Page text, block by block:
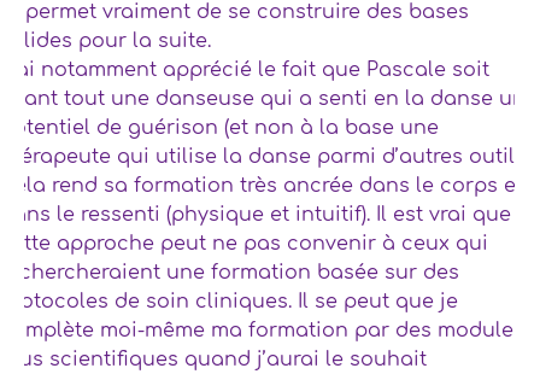
et permet vraiment de se construire des bases
solides pour la suite.
J’ai notamment apprécié le fait que Pascale soit
avant tout une danseuse qui a senti en la danse un
potentiel de guérison (et non à la base une
thérapeute qui utilise la danse parmi d’autres outils).
Cela rend sa formation très ancrée dans le corps et
dans le ressenti (physique et intuitif). Il est vrai que
cette approche peut ne pas convenir à ceux qui
rechercheraient une formation basée sur des
protocoles de soin cliniques. Il se peut que je
complète moi-même ma formation par des modules
plus scientifiques quand j’aurai le souhait